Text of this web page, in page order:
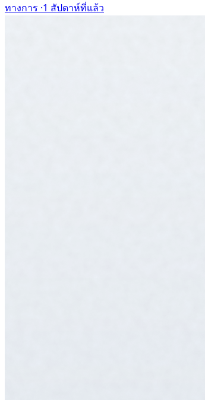
ทางการ ·1 สัปดาห์ที่แล้ว